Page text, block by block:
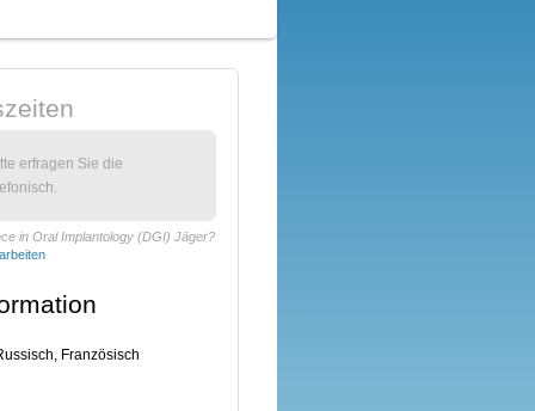
erfragen Sie die
in Oral Implantology (DGI) Jäger?
Französisch